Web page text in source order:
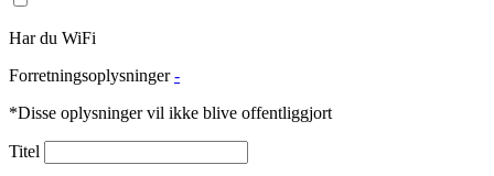
Har du WiFi
Forretningsoplysninger -
*Disse oplysninger vil ikke blive offentliggjort
Titel